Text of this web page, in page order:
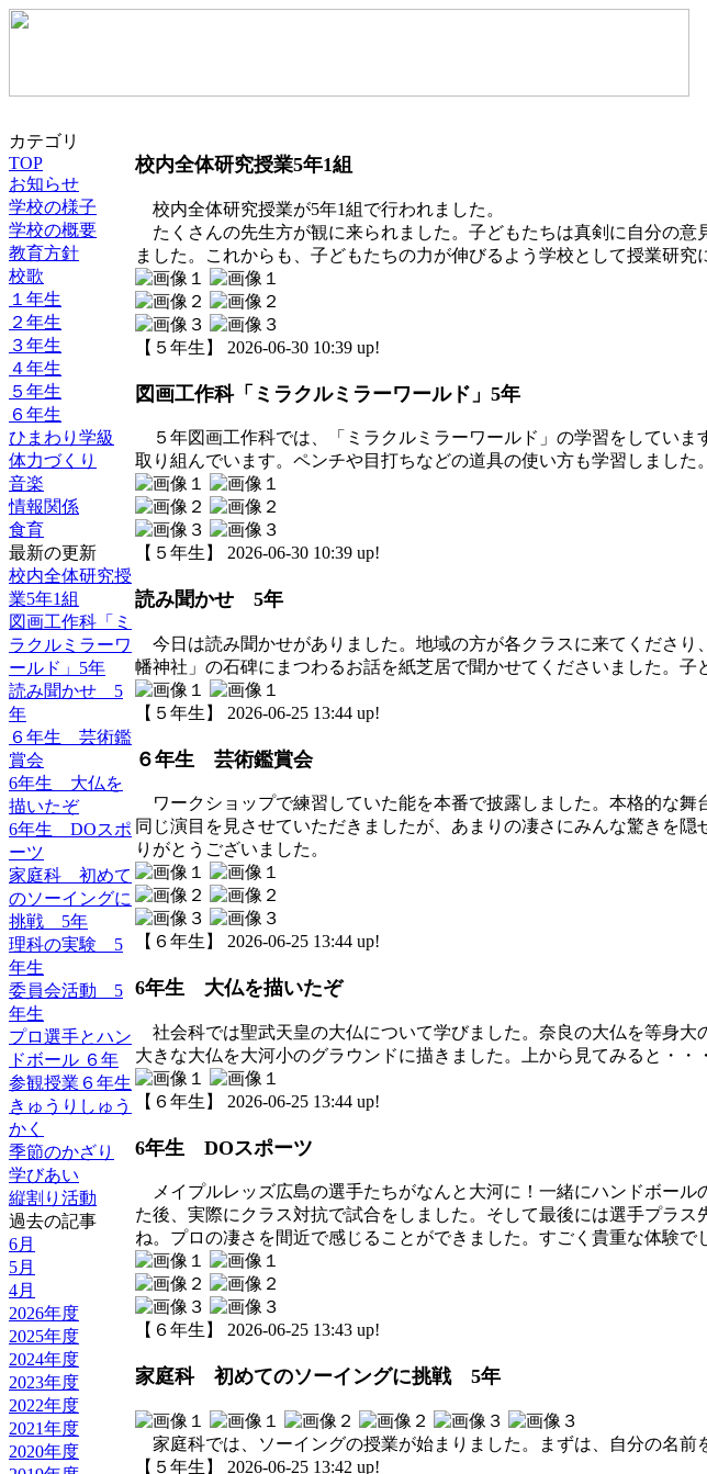
カテゴリ
TOP
お知らせ
学校の様子
学校の概要
教育方針
校歌
１年生
２年生
３年生
４年生
５年生
６年生
ひまわり学級
体力づくり
音楽
情報関係
食育
最新の更新
校内全体研究授
業5年1組
図画工作科「ミ
ラクルミラーワ
ールド」5年
読み聞かせ 5
年
６年生 芸術鑑
賞会
6年生 大仏を
描いたぞ
6年生 DOスポ
ーツ
家庭科 初めて
のソーイングに
挑戦 5年
理科の実験 5
年生
委員会活動 5
年生
プロ選手とハン
ドボール ６年
参観授業６年生
きゅうりしゅう
かく
季節のかざり
学びあい
縦割り活動
過去の記事
6月
5月
4月
2026年度
2025年度
2024年度
2023年度
2022年度
2021年度
2020年度
校内全体研究授業5年1組
校内全体研究授業が5年1組で行われました。
たくさんの先生方が観に来られました。子どもたちは真剣に自分の
ました。これからも、子どもたちの力が伸びるよう学校として授業研究
【５年生】 2026-06-30 10:39 up!
図画工作科「ミラクルミラーワールド」5年
５年図画工作科では、「ミラクルミラーワールド」の学習をしてい
取り組んでいます。ペンチや目打ちなどの道具の使い方も学習しました。
【５年生】 2026-06-30 10:39 up!
読み聞かせ 5年
今日は読み聞かせがありました。地域の方が各クラスに来てくださ
幡神社」の石碑にまつわるお話を紙芝居で聞かせてくださいました。子
【５年生】 2026-06-25 13:44 up!
６年生 芸術鑑賞会
ワークショップで練習していた能を本番で披露しました。本格的な
同じ演目を見させていただきましたが、あまりの凄さにみんな驚きを
りがとうございました。
【６年生】 2026-06-25 13:44 up!
6年生 大仏を描いたぞ
社会科では聖武天皇の大仏について学びました。奈良の大仏を等身
大きな大仏を大河小のグラウンドに描きました。上から見てみると・・
【６年生】 2026-06-25 13:44 up!
6年生 DOスポーツ
メイプルレッズ広島の選手たちがなんと大河に！一緒にハンドボー
た後、実際にクラス対抗で試合をしました。そして最後には選手プラ
ね。プロの凄さを間近で感じることができました。すごく貴重な体験で
【６年生】 2026-06-25 13:43 up!
家庭科 初めてのソーイングに挑戦 5年
家庭科では、ソーイングの授業が始まりました。まずは、自分の名前
【５年生】 2026-06-25 13:42 up!